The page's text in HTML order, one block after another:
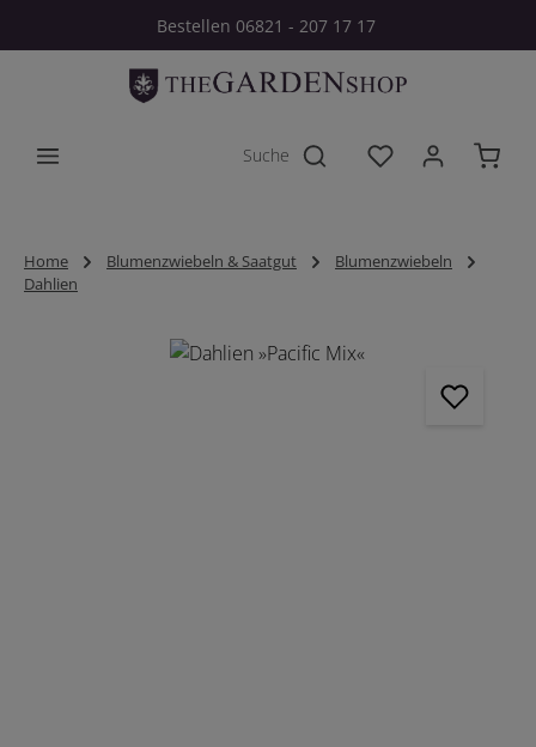
Zum Hauptinhalt springenBestellen 06821 - 207 17 17
Du hast 0
Home Blumenzwiebeln & Saatgut
Blumenzwiebeln
Dahlien
Bildergalerie überspringen